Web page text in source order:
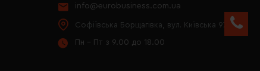
info@eurobusiness.com.ua
Софіївська Борщагівка, вул. Київська 97
Пн - Пт з 9.00 до 18.00